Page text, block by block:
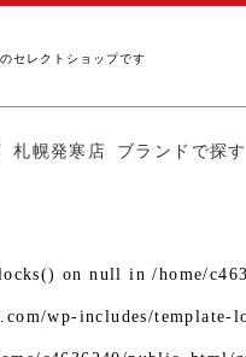
セレクトショップです
札幌発寒店 ブランドで探す
on null in /home/
wp-includes/